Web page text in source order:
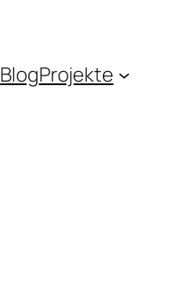
BlogProjekte